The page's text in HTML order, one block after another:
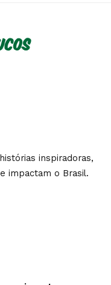
inspiradoras,
impactam o Brasil.